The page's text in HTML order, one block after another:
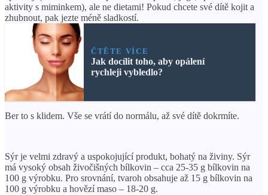
aktivity s miminkem), ale ne dietami! Pokud chcete své dítě kojit a
zhubnout, pak jezte méně sladkostí.
ČTĚTE VÍCE
Jak docílit toho, aby opálení
rychleji vybledlo?
Ber to s klidem. Vše se vrátí do normálu, až své dítě dokrmíte.
Sýr je velmi zdravý a uspokojující produkt, bohatý na živiny. Sýr
má vysoký obsah živočišných bílkovin – cca 25-35 g bílkovin na
100 g výrobku. Pro srovnání, tvaroh obsahuje až 15 g bílkovin na
100 g výrobku a hovězí maso – 18-20 g.